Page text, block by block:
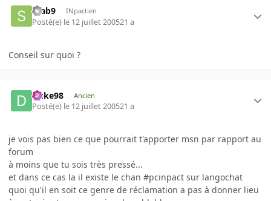
Stab9 INpactien
Posté(e) le 12 juillet 200521 a
Conseil sur quoi ?
Duke98 Ancien
Posté(e) le 12 juillet 200521 a
je vois pas bien ce que pourrait t'apporter msn par rapport au
forum
à moins que tu sois très pressé...
et dans ce cas la il existe le chan #pcinpact sur langochat
quoi qu'il en soit ce genre de réclamation a pas à donner lieu